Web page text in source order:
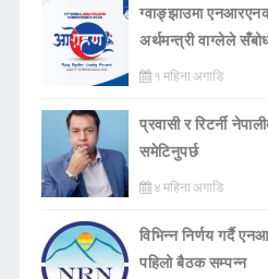
ग्वाङ्झाउमा
अर्थमन्त्री वाग्लेले
१ महिना अगाडि
प्रवासी र रिटर्नी
समेटिनुपर्छ
४ महिना अगाडि
विभिन्न निर्णय गर्दै
पहिलो बैठक सम्पन्न